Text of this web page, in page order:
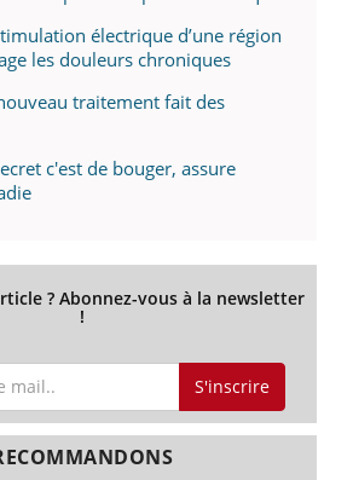
électrique d’une région
les douleurs chroniques
traitement fait des
c'est de bouger, assure
? Abonnez-vous à la newsletter
!
S'inscrire